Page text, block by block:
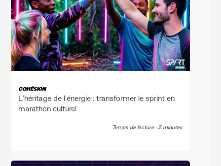
COHÉSION
L'héritage de l'énergie : transformer le sprint en
marathon culturel
Temps de lecture : 2 minutes